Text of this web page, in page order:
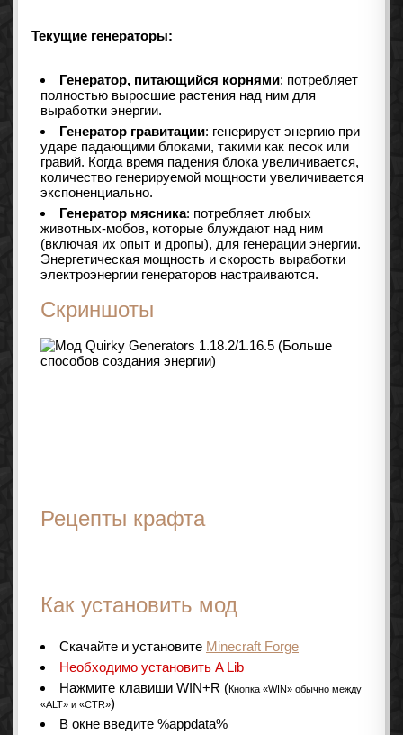
Текущие генераторы:
Генератор, питающийся корнями: потребляет
полностью выросшие растения над ним для
выработки энергии.
Генератор гравитации: генерирует энергию при
ударе падающими блоками, такими как песок или
гравий. Когда время падения блока увеличивается,
количество генерируемой мощности увеличивается
экспоненциально.
Генератор мясника: потребляет любых
животных-мобов, которые блуждают над ним
(включая их опыт и дропы), для генерации энергии.
Энергетическая мощность и скорость выработки
электроэнергии генераторов настраиваются.
Скриншоты
Рецепты крафта
Как установить мод
Cкачайте и установите Minecraft Forge
Необходимо установить A Lib
Нажмите клавиши WIN+R (Кнопка «WIN» обычно между
«ALT» и «CTR»)
В окне введите %appdata%